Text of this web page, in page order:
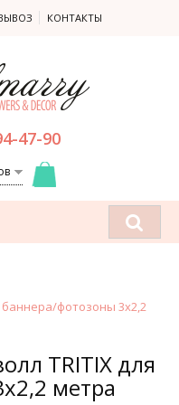
КОНТАКТЫ
47-90
баннера/фотозоны 3х2,2
TRITIX для
метра